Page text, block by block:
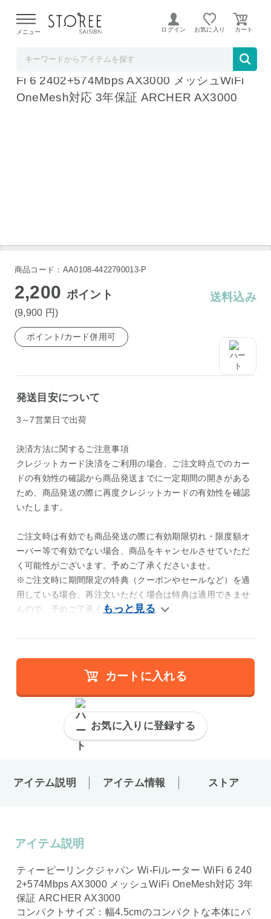
よる配送遅延が発生しております。
メニュー ログイン お気に入り
ティーピーリンクジャパン Wi-Fiルーター Wi
Fi 6 2402+574Mbps AX3000 メッシュWiFi
OneMesh対応 3年保証 ARCHER AX3000
商品コード：AA0108-4422790013-P
2,200 ポイント
(9,900 円)
送料込み
ポイント/カード併用可
発送目安について
3～7営業日で出荷
決済方法に関するご注意事項
クレジットカード決済をご利用の場合、ご注文時点でのカー
ドの有効性の確認から商品発送までに一定期間の開きがある
ため、商品発送の際に再度クレジットカードの有効性を確認
いたします。
ご注文時は有効でも商品発送の際に有効期限切れ・限度額オ
ーバー等で有効でない場合、商品をキャンセルさせていただ
く可能性がございます。予めご了承くださいませ。
※ご注文時に期間限定の特典（クーポンやセールなど）を適
用している場合、再注文いただく場合は特典は適用できませ
んので、予めご了承くださいませ。
カートに入れる
お気に入りに登録する
アイテム説明 アイテム情報 ストア
アイテム説明
ティーピーリンクジャパン Wi-Fiルーター WiFi 6 240
2+574Mbps AX3000 メッシュWiFi OneMesh対応 3年
保証 ARCHER AX3000
コンパクトサイズ：幅4.5cmのコンパクトな本体にパ